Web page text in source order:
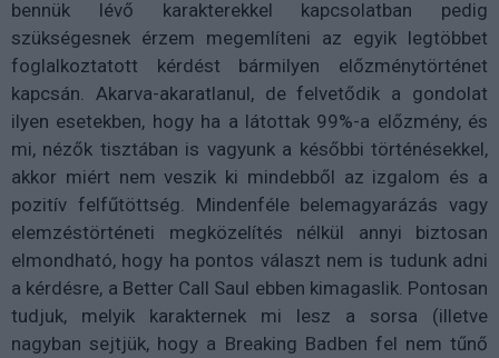
bennük lévő karakterekkel kapcsolatban pedig
szükségesnek érzem megemlíteni az egyik legtöbbet
foglalkoztatott kérdést bármilyen előzménytörténet
kapcsán. Akarva-akaratlanul, de felvetődik a gondolat
ilyen esetekben, hogy ha a látottak 99%-a előzmény, és
mi, nézők tisztában is vagyunk a későbbi történésekkel,
akkor miért nem veszik ki mindebből az izgalom és a
pozitív felfűtöttség. Mindenféle belemagyarázás vagy
elemzéstörténeti megközelítés nélkül annyi biztosan
elmondható, hogy ha pontos választ nem is tudunk adni
a kérdésre, a Better Call Saul ebben kimagaslik. Pontosan
tudjuk, melyik karakternek mi lesz a sorsa (illetve
nagyban sejtjük, hogy a Breaking Badben fel nem tűnő